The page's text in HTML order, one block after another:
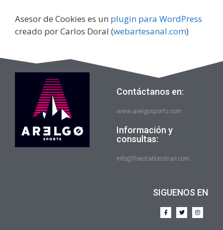
Asesor de Cookies es un plugin para WordPress
creado por Carlos Doral (webartesanal.com)
Contáctanos en:
www.arelgosports.com
Información y
consultas:
info@fivestationstrail.com
SIGUENOS EN